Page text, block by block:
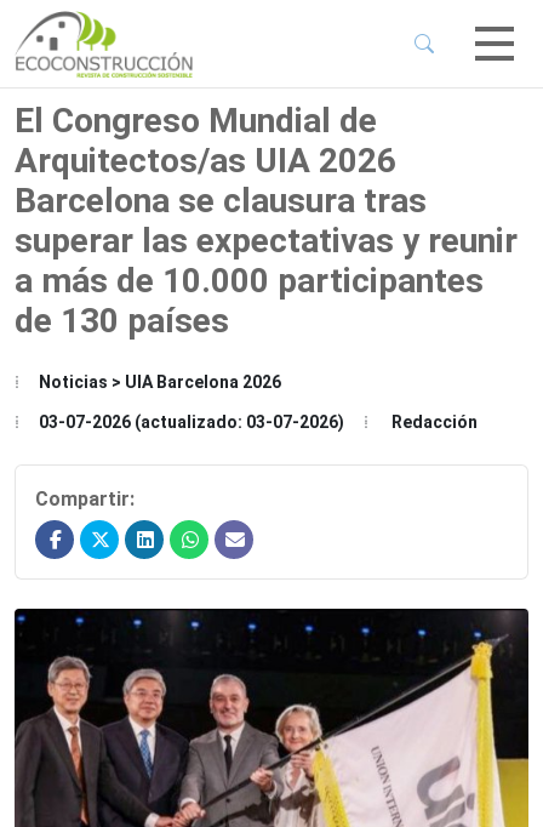
Menu
Menu
Menu
El Congreso Mundial de
Arquitectos/as UIA 2026
Barcelona se clausura tras
superar las expectativas y reunir
a más de 10.000 participantes
de 130 países
Noticias > UIA Barcelona 2026
03-07-2026 (actualizado: 03-07-2026) Redacción
Compartir: